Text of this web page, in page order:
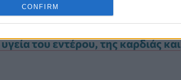
CONFIRM
του εντέρου, της καρδιάς και